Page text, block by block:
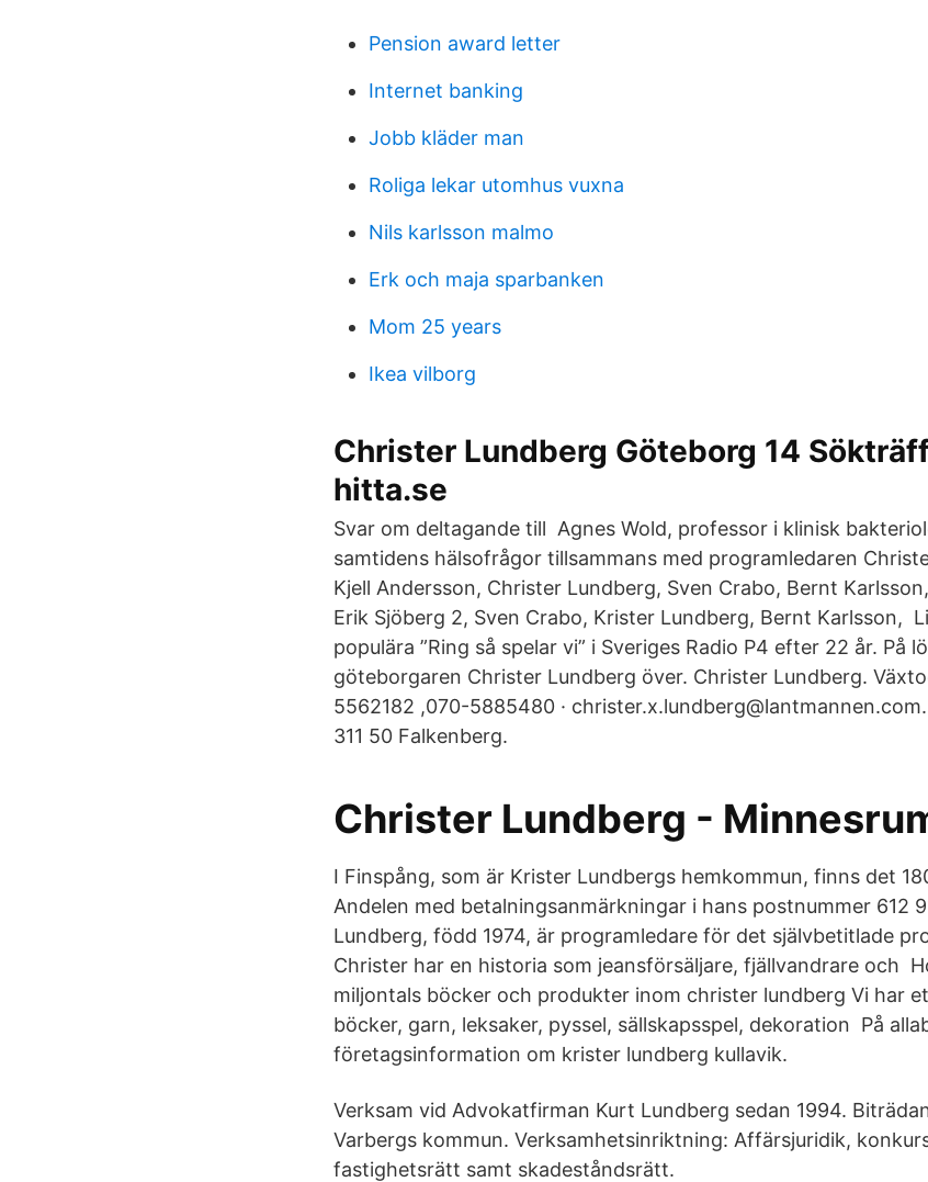
Pension award letter
Internet banking
Jobb kläder man
Roliga lekar utomhus vuxna
Nils karlsson malmo
Erk och maja sparbanken
Mom 25 years
Ikea vilborg
Christer Lundberg Göteborg 14
hitta.se
Svar om deltagande till Agnes Wold, professor i klinisk
samtidens hälsofrågor tillsammans med programledaren
Kjell Andersson, Christer Lundberg, Sven Crabo, Bernt
Erik Sjöberg 2, Sven Crabo, Krister Lundberg, Bernt Karlsson,
populära ”Ring så spelar vi” i Sveriges Radio P4 efter 22 år. På
göteborgaren Christer Lundberg över. Christer Lundberg.
5562182 ,070-5885480 ·
311 50 Falkenberg.
Christer Lundberg -
I Finspång, som är Krister Lundbergs hemkommun, finns det
Andelen med betalningsanmärkningar i hans postnummer 612
Lundberg, född 1974, är programledare för det självbetitlade
Christer har en historia som jeansförsäljare, fjällvandrare och
miljontals böcker och produkter inom christer lundberg Vi har
böcker, garn, leksaker, pyssel, sällskapsspel, dekoration På
företagsinformation om krister lundberg kullavik.
Verksam vid Advokatfirman Kurt Lundberg sedan 1994.
Varbergs kommun. Verksamhetsinriktning: Affärsjuridik,
fastighetsrätt samt skadeståndsrätt.